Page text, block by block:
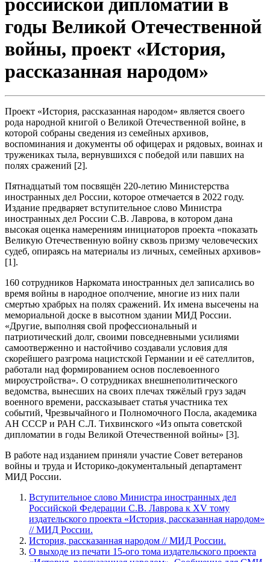
годы Великой Отечественной
войны, проект «История,
рассказанная народом»
Проект «История, рассказанная народом» является своего
рода народной книгой о Великой Отечественной войне, в
которой собраны сведения из семейных архивов,
воспоминания и документы об офицерах и рядовых, воинах и
тружениках тыла, вернувшихся с победой или павших на
полях сражений [2].
Пятнадцатый том посвящён 220-летию Министерства
иностранных дел России, которое отмечается в 2022 году.
Издание предваряет вступительное слово Министра
иностранных дел России С.В. Лаврова, в котором дана
высокая оценка намерениям инициаторов проекта «показать
Великую Отечественную войну сквозь призму человеческих
судеб, опираясь на материалы из личных, семейных архивов»
[1].
160 сотрудников Наркомата иностранных дел записались во
время войны в народное ополчение, многие из них пали
смертью храбрых на полях сражений. Их имена высечены на
мемориальной доске в высотном здании МИД России.
«Другие, выполняя свой профессиональный и
патриотический долг, своими повседневными усилиями
самоотверженно и настойчиво создавали условия для
скорейшего разгрома нацистской Германии и её сателлитов,
работали над формированием основ послевоенного
мироустройства». О сотрудниках внешнеполитического
ведомства, вынесших на своих плечах тяжёлый груз задач
военного времени, рассказывает статья участника тех
событий, Чрезвычайного и Полномочного Посла, академика
АН СССР и РАН С.Л. Тихвинского «Из опыта советской
дипломатии в годы Великой Отечественной войны» [3].
В работе над изданием приняли участие Совет ветеранов
войны и труда и Историко-документальный департамент
МИД России.
Вступительное слово Министра иностранных дел
Российской Федерации С.В. Лаврова к XV тому
издательского проекта «История, рассказанная народом»
// МИД России.
История, рассказанная народом // МИД России.
О выходе из печати 15-ого тома издательского проекта